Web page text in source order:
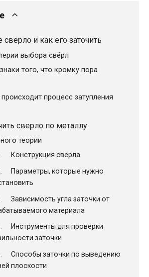
сверло и как его заточить
выбора свёрл
того, что кромку пора
процесс затупления
сверло по металлу
теории
Конструкция сверла
Параметры, которые нужно
Зависимость угла заточки от
материала
Инструменты для проверки
заточки
Способы заточки по выведению
плоскости